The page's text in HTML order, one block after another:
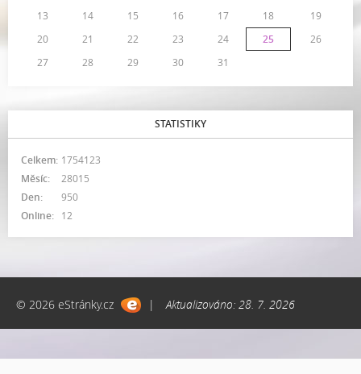
13
14 15 16 17 18
19
20
21 22 23 24 25
26
27
28 29 30 31
STATISTIKY
Online: 12
Celkem: 1754123
Měsíc:
28015
Den:
950
© 2026 eStránky.cz | Aktualizováno: 28. 7. 2026